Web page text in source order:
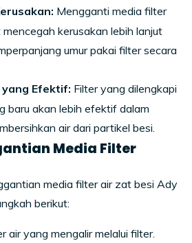
Mengganti media filter
kerusakan lebih lanjut
umur pakai filter secara
Efektif: Filter yang dilengkapi
baru akan lebih efektif dalam
air dari partikel besi.
Media Filter
media filter air zat besi Ady
berikut:
air yang mengalir melalui filter.